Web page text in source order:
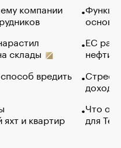
компании
склады
вредить
и квартир
основ
ЕС
нефти
Что
для